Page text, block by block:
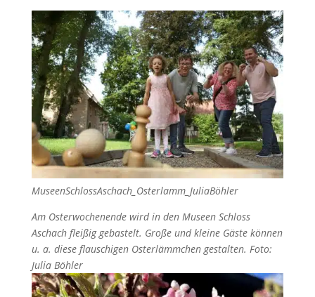
MuseenSchlossAschach_Osterlamm_JuliaBöhler
Am Osterwochenende wird in den Museen Schloss
Aschach fleißig gebastelt. Große und kleine Gäste können
u. a. diese flauschigen Osterlämmchen gestalten. Foto:
Julia Böhler